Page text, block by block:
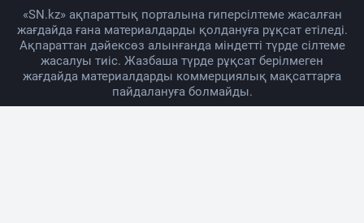
«SN.kz» ақпараттық порталына гиперсілтеме жасалған
жағдайда ғана материалдарды қолдануға рұқсат етіледі.
Ақпараттан дәйексөз алынғанда міндетті түрде сілтеме
жасалуы тиіс. Жазбаша түрде рұқсат берілмеген
жағдайда материалдарды коммерциялық мақсаттарға
пайдалануға болмайды.